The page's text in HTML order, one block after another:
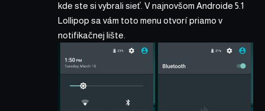
kde ste si vybrali sieť. V najnovšom Androide 5.1
Lollipop sa vám toto menu otvorí priamo v
notifikačnej lište.